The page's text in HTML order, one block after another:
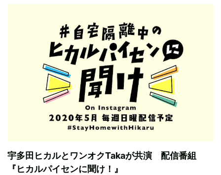
宇多田ヒカルとワンオクTakaが共演 配信番組
『ヒカルパイセンに聞け！』